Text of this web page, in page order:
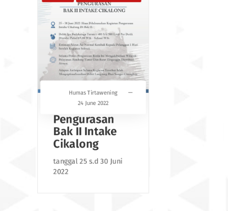
Humas Tirtawening
24 June 2022
Pengurasan
Bak II Intake
Cikalong
tanggal 25 s.d 30 Juni
2022